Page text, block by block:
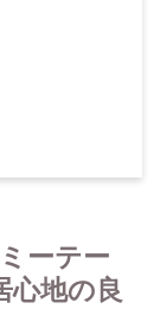
ーテー
心地の良